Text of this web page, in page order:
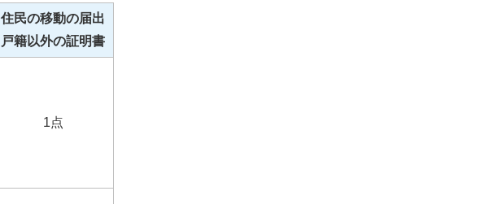
住民の移動の届出
戸籍以外の証明書
1点